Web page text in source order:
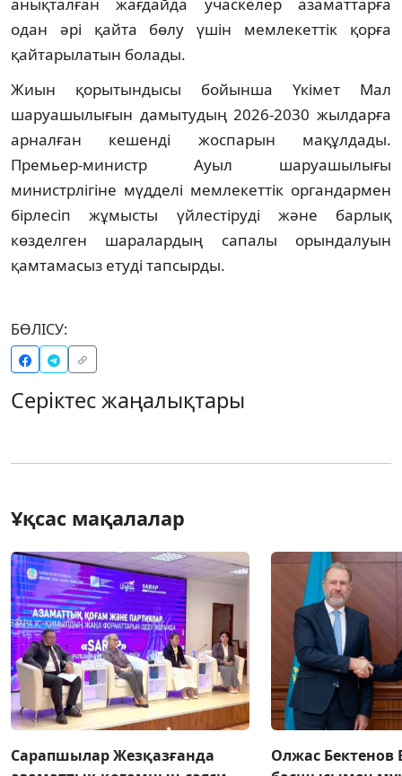
одан әрі қайта бөлу үшін мемлекеттік қорға
қайтарылатын болады.
Жиын қорытындысы бойынша Үкімет Мал
шаруашылығын дамытудың 2026-2030 жылдарға
арналған кешенді жоспарын мақұлдады.
Премьер-министр Ауыл шаруашылығы
министрлігіне мүдделі мемлекеттік органдармен
бірлесіп жұмысты үйлестіруді және барлық
көзделген шаралардың сапалы орындалуын
қамтамасыз етуді тапсырды.
БӨЛІСУ:
Серіктес жаңалықтары
Ұқсас мақалалар
Сарапшылар Жезқазғанда
Олжас Бектенов